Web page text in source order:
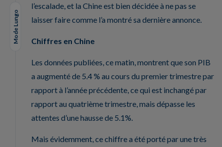
Mode Lungo
l’escalade, et la Chine est bien décidée à ne pas se
laisser faire comme l’a montré sa dernière annonce.
Chiffres en Chine
Les données publiées, ce matin, montrent que son PIB
a augmenté de 5.4 % au cours du premier trimestre par
rapport à l’année précédente, ce qui est inchangé par
rapport au quatrième trimestre, mais dépasse les
attentes d’une hausse de 5.1%.
Mais évidemment, ce chiffre a été porté par une très